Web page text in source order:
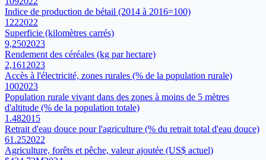
Indice de production de bétail (2014 à 2016=100)
1222022
Superficie (kilomètres carrés)
9,2502023
Rendement des céréales (kg par hectare)
2,161 2023
Accès à l'électricité, zones rurales (% de la population rurale)
1002023
Population rurale vivant dans des zones à moins de 5 mètres
d'altitude (% de la population totale)
1.482015
Retrait d'eau douce pour l'agriculture (% du retrait total d'eau douce)
61.252022
Agriculture, forêts et pêche, valeur ajoutée (US$ actuel)